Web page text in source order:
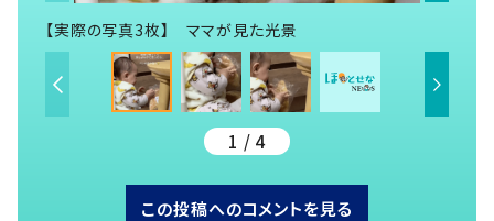
【実際の写真3枚】 ママが見た光景
1 / 4
この投稿へのコメントを見る